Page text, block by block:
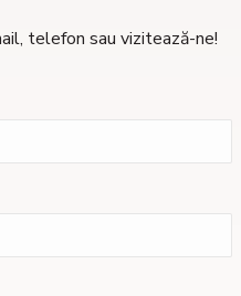
telefon sau vizitează-ne!